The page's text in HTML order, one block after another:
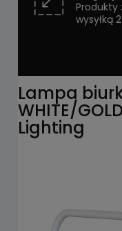
Produkty
wysyłką
Lampa
WHITE/
Lighting